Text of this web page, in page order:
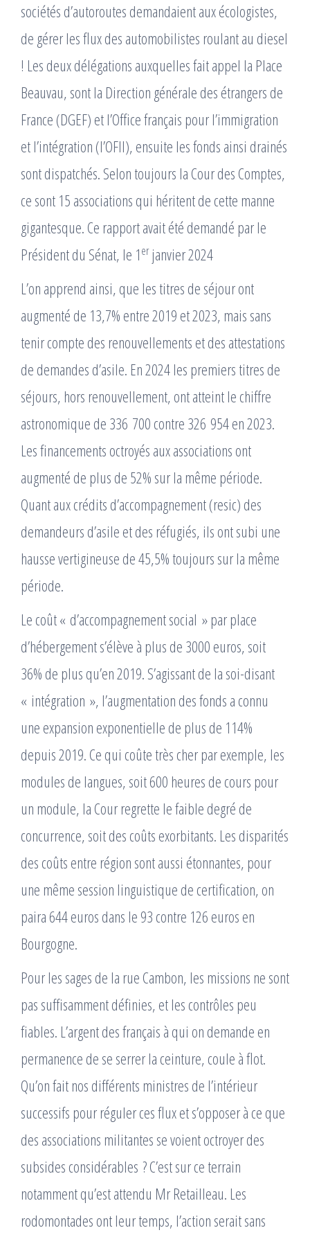
sociétés d’autoroutes demandaient aux écologistes,
de gérer les flux des automobilistes roulant au diesel
! Les deux délégations auxquelles fait appel la Place
Beauvau, sont la Direction générale des étrangers de
France (DGEF) et l’Office français pour l’immigration
et l’intégration (l’OFII), ensuite les fonds ainsi drainés
sont dispatchés. Selon toujours la Cour des Comptes,
ce sont 15 associations qui héritent de cette manne
gigantesque. Ce rapport avait été demandé par le
Président du Sénat, le 1erjanvier 2024
L’on apprend ainsi, que les titres de séjour ont
augmenté de 13,7% entre 2019 et 2023, mais sans
tenir compte des renouvellements et des attestations
de demandes d’asile. En 2024 les premiers titres de
séjours, hors renouvellement, ont atteint le chiffre
astronomique de 336 700 contre 326 954 en 2023.
Les financements octroyés aux associations ont
augmenté de plus de 52% sur la même période.
Quant aux crédits d’accompagnement (resic) des
demandeurs d’asile et des réfugiés, ils ont subi une
hausse vertigineuse de 45,5% toujours sur la même
période.
Le coût « d’accompagnement social » par place
d’hébergement s’élève à plus de 3000 euros, soit
36% de plus qu’en 2019. S’agissant de la soi-disant
« intégration », l’augmentation des fonds a connu
une expansion exponentielle de plus de 114%
depuis 2019. Ce qui coûte très cher par exemple, les
modules de langues, soit 600 heures de cours pour
un module, la Cour regrette le faible degré de
concurrence, soit des coûts exorbitants. Les disparités
des coûts entre région sont aussi étonnantes, pour
une même session linguistique de certification, on
paira 644 euros dans le 93 contre 126 euros en
Bourgogne.
Pour les sages de la rue Cambon, les missions ne sont
pas suffisamment définies, et les contrôles peu
fiables. L’argent des français à qui on demande en
permanence de se serrer la ceinture, coule à flot.
Qu’on fait nos différents ministres de l’intérieur
successifs pour réguler ces flux et s’opposer à ce que
des associations militantes se voient octroyer des
subsides considérables ? C’est sur ce terrain
notamment qu’est attendu Mr Retailleau. Les
rodomontades ont leur temps, l’action serait sans